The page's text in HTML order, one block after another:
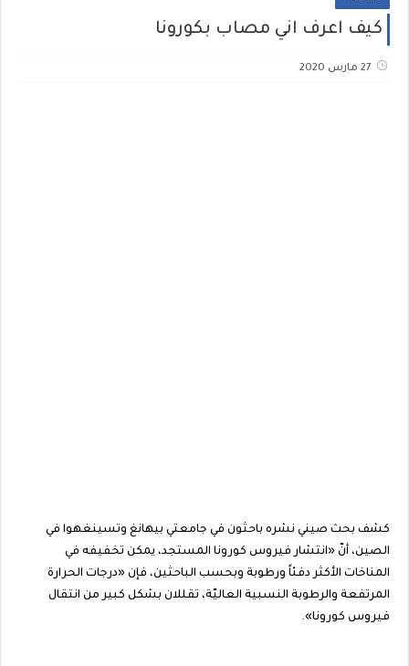
كيف اعرف اني مصاب بكورونا
27 مارس 2020
كشف بحث صيني نشره باحثون في جامعتي بيهانغ وتسينغهوا في
الصين، أنّ «انتشار فيروس كورونا المستجد، يمكن تخفيفه في
المناخات الأكثر دفئاً ورطوبة وبحسب الباحثين، فإن «درجات الحرارة
المرتفعة والرطوبة النسبية العاليّة، تقللان بشكل كبير من انتقال
فيروس كورونا».